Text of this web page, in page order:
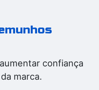
confiança
marca.